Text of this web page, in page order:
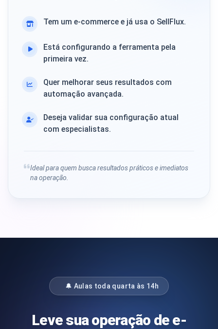
Tem um e-commerce e já usa o SellFlux.
Está configurando a ferramenta pela
primeira vez.
Quer melhorar seus resultados com
automação avançada.
Deseja validar sua configuração atual
com especialistas.
Ideal para quem busca resultados práticos e imediatos
na operação.
🔔 Aulas toda quarta às 14h
Leve sua operação de e-